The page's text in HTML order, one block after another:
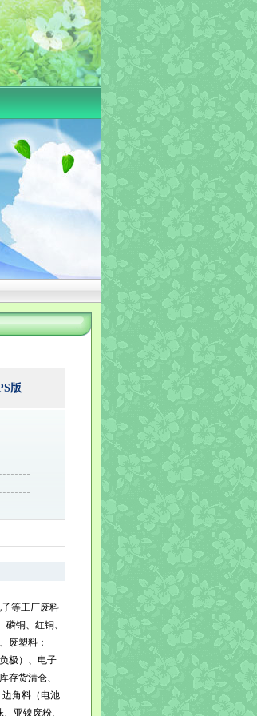
版
等工厂废料
铜、红铜、
废塑料：
极）、电子
存货清仓、
角料（电池
亚镍废粉、